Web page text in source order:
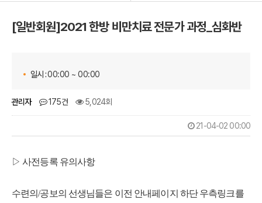
[일반회원]2021 한방 비만치료 전문가 과정_심화반
일시 :00:00 ~ 00:00
관리자 175건 5,024회
21-04-02 00:00
▷ 사전등록 유의사항
수련의/공보의 선생님들은 이전 안내페이지 하단 우측링크를